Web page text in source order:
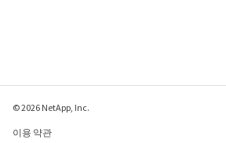
© 2026 NetApp, Inc.
이용 약관